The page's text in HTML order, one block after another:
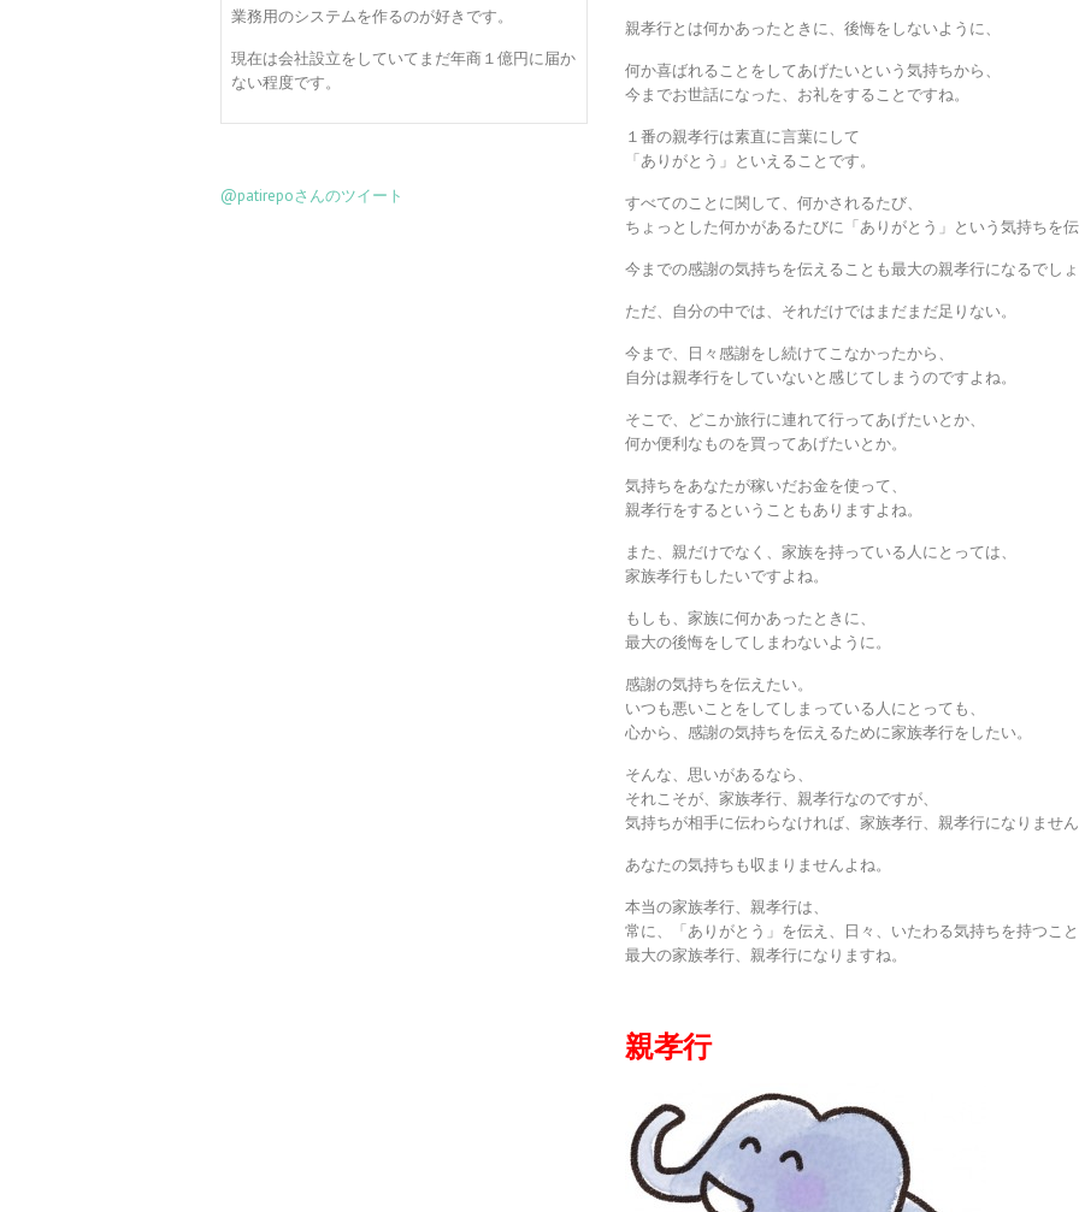
親孝行とは何かあったときに、後悔をしないように、
何か喜ばれることをしてあげたいという気持ちから、
今までお世話になった、お礼をすることですね。
１番の親孝行は素直に言葉にして
「ありがとう」といえることです。
すべてのことに関して、何かされるたび、
ちょっとした何かがあるたびに「ありがとう」という気持ちを伝
今までの感謝の気持ちを伝えることも最大の親孝行になるでしょ
ただ、自分の中では、それだけではまだまだ足りない。
今まで、日々感謝をし続けてこなかったから、
自分は親孝行をしていないと感じてしまうのですよね。
そこで、どこか旅行に連れて行ってあげたいとか、
何か便利なものを買ってあげたいとか。
気持ちをあなたが稼いだお金を使って、
親孝行をするということもありますよね。
また、親だけでなく、家族を持っている人にとっては、
家族孝行もしたいですよね。
もしも、家族に何かあったときに、
最大の後悔をしてしまわないように。
感謝の気持ちを伝えたい。
いつも悪いことをしてしまっている人にとっても、
心から、感謝の気持ちを伝えるために家族孝行をしたい。
そんな、思いがあるなら、
それこそが、家族孝行、親孝行なのですが、
気持ちが相手に伝わらなければ、家族孝行、親孝行になりません
あなたの気持ちも収まりませんよね。
本当の家族孝行、親孝行は、
常に、「ありがとう」を伝え、日々、いたわる気持ちを持つこと
最大の家族孝行、親孝行になりますね。
親孝行
業務用のシステムを作るのが好きです。
現在は会社設立をしていてまだ年商１億円に届か
ない程度です。
@patirepoさんのツイート